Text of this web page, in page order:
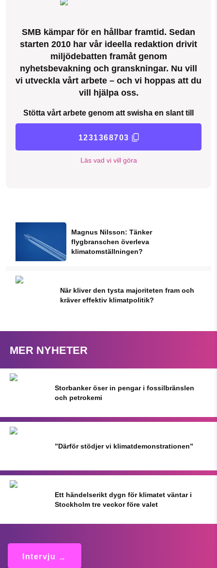
SMB kämpar för en hållbar framtid. Sedan
starten 2010 har vår ideella redaktion drivit
miljödebatten framåt genom
nyhetsbevakning och granskningar. Nu vill
vi utveckla vårt arbete – och vi hoppas att du
vill hjälpa oss.
Stötta vårt arbete genom att swisha en slant till
1231368703
Läs vad vi vill göra
Magnus Nilsson: Tänker
flygbranschen överleva
klimatomställningen?
När kliver den tysta majoriteten fram och
kräver effektiv klimatpolitik?
MER NYHETER
Storbanker öser in pengar i fossilbränslen
och petrokemi
”Därför stödjer vi klimatdemonstrationen”
Ett händelserikt dygn för klimatet väntar i
Stockholm tre veckor före valet
Intervju